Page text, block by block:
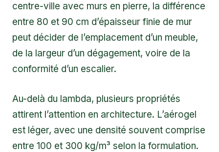
centre-ville avec murs en pierre, la différence
entre 80 et 90 cm d’épaisseur finie de mur
peut décider de l’emplacement d’un meuble,
de la largeur d’un dégagement, voire de la
conformité d’un escalier.
Au-delà du lambda, plusieurs propriétés
attirent l’attention en architecture. L’aérogel
est léger, avec une densité souvent comprise
entre 100 et 300 kg/m³ selon la formulation.